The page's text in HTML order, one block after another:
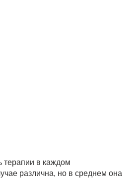
терапии в каждом
различна, но в среднем она